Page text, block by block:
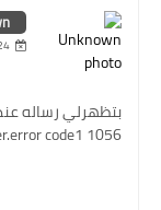
24 أكتوبر
code1 1056